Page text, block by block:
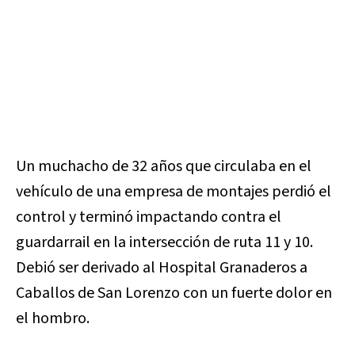
Un muchacho de 32 años que circulaba en el
vehículo de una empresa de montajes perdió el
control y terminó impactando contra el
guardarrail en la intersección de ruta 11 y 10.
Debió ser derivado al Hospital Granaderos a
Caballos de San Lorenzo con un fuerte dolor en
el hombro.